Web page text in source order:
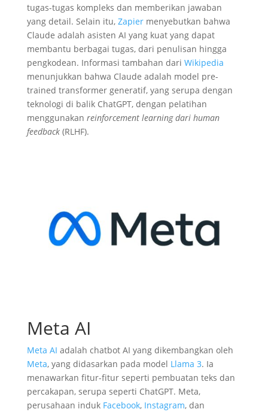
tugas-tugas kompleks dan memberikan jawaban
yang detail. Selain itu, Zapiermenyebutkan bahwa
Claude adalah asisten AI yang kuat yang dapat
membantu berbagai tugas, dari penulisan hingga
pengkodean. Informasi tambahan dari Wikipedia
menunjukkan bahwa Claude adalah model pre-
trained transformer generatif, yang serupa dengan
teknologi di balik ChatGPT, dengan pelatihan
menggunakan reinforcement learning dari human
feedback(RLHF).
Meta AI
Meta AI adalah chatbot AI yang dikembangkan oleh
Meta, yang didasarkan pada model Llama 3. Ia
menawarkan fitur-fitur seperti pembuatan teks dan
percakapan, serupa seperti ChatGPT. Meta,
perusahaan induk Facebook, Instagram, dan